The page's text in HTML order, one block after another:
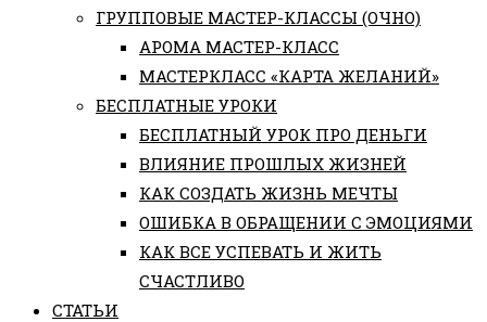
ГРУППОВЫЕ МАСТЕР-КЛАССЫ (ОЧНО)
АРОМА МАСТЕР-КЛАСС
МАСТЕРКЛАСС «КАРТА ЖЕЛАНИЙ»
БЕСПЛАТНЫЕ УРОКИ
БЕСПЛАТНЫЙ УРОК ПРО ДЕНЬГИ
ВЛИЯНИЕ ПРОШЛЫХ ЖИЗНЕЙ
КАК СОЗДАТЬ ЖИЗНЬ МЕЧТЫ
ОШИБКА В ОБРАЩЕНИИ С ЭМОЦИЯМИ
КАК ВСЕ УСПЕВАТЬ И ЖИТЬ
СЧАСТЛИВО
СТАТЬИ